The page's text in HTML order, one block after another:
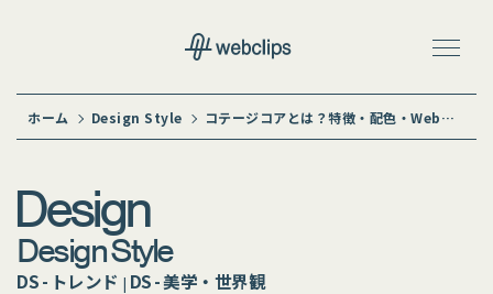
ホーム Design Style コテージコアとは？特徴・配色・Webデザインへの活用を解説
Design
Design Style
DS - トレンド | DS - 美学・世界観